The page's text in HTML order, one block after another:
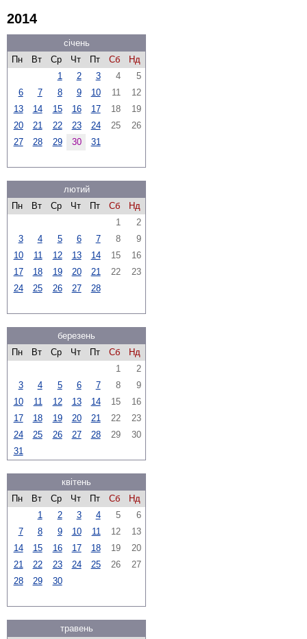
2014
січень
Пн
Вт Ср Чт Пт Сб
Нд
1
2 3 4
5
6
7 8 9 10 11
12
13
14 15 16 17 18
19
20
21 22 23 24 25
26
27
28 29 30 31
лютий
Пн
Вт Ср Чт Пт Сб
Нд
1
2
3
4 5 6 7 8
9
10
11 12 13 14 15
16
17
18 19 20 21 22
23
24
25 26 27 28
березень
Пн
Вт Ср Чт Пт Сб
Нд
1
2
3
4 5 6 7 8
9
10
11 12 13 14 15
16
17
18 19 20 21 22
23
24
25 26 27 28 29
30
31
квітень
Пн
Вт Ср Чт Пт Сб
Нд
1
2 3 4 5
6
7
8 9 10 11 12
13
14
15 16 17 18 19
20
21
22 23 24 25 26
27
28
29 30
травень